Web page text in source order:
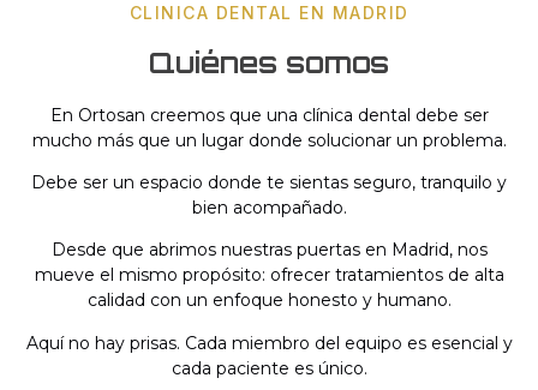
CLINICA DENTAL EN MADRID
Quiénes somos
En Ortosan creemos que una clínica dental debe ser
mucho más que un lugar donde solucionar un problema.
Debe ser un espacio donde te sientas seguro, tranquilo y
bien acompañado.
Desde que abrimos nuestras puertas en Madrid, nos
mueve el mismo propósito: ofrecer tratamientos de alta
calidad con un enfoque honesto y humano.
Aquí no hay prisas. Cada miembro del equipo es esencial y
cada paciente es único.